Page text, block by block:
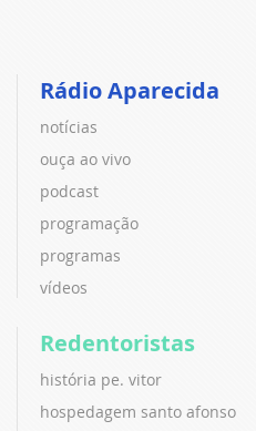
Rádio Aparecida
notícias
ouça ao vivo
podcast
programação
programas
vídeos
Redentoristas
história pe. vitor
hospedagem santo afonso